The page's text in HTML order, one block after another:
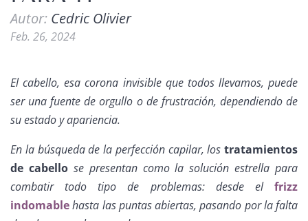
Autor: Cedric Olivier
Feb. 26, 2024
El cabello, esa corona invisible que todos llevamos, puede
ser una fuente de orgullo o de frustración, dependiendo de
su estado y apariencia.
En la búsqueda de la perfección capilar, los tratamientos
de cabellose presentan como la solución estrella para
combatir todo tipo de problemas: desde elfrizz
indomablehasta las puntas abiertas, pasando por la falta